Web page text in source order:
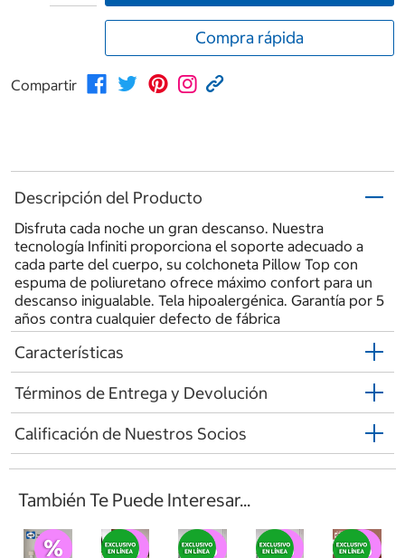
Compra rápida
Compartir
Descripción del Producto
Disfruta cada noche un gran descanso. Nuestra
tecnología Infiniti proporciona el soporte adecuado a
cada parte del cuerpo, su colchoneta Pillow Top con
espuma de poliuretano ofrece máximo confort para un
descanso inigualable. Tela hipoalergénica. Garantía por 5
años contra cualquier defecto de fábrica
Características
Términos de Entrega y Devolución
Calificación de Nuestros Socios
También Te Puede Interesar...